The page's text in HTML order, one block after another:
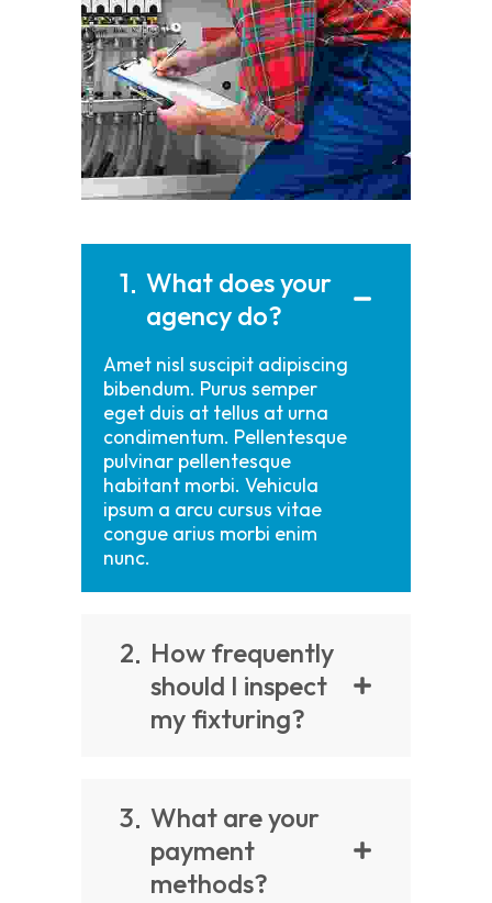
1 What does your
agency do?
Amet nisl suscipit adipiscing
bibendum. Purus semper
eget duis at tellus at urna
condimentum. Pellentesque
pulvinar pellentesque
habitant morbi. Vehicula
ipsum a arcu cursus vitae
congue arius morbi enim
nunc.
2 How frequently
should I inspect
my fixturing?
3 What are your
payment
methods?